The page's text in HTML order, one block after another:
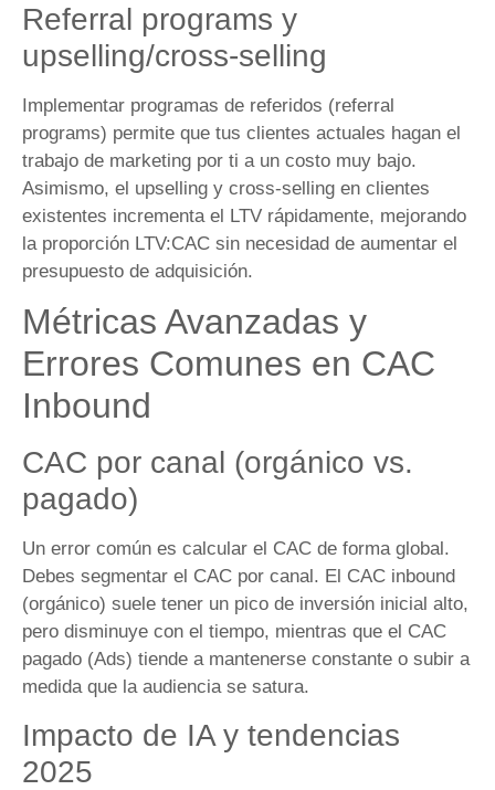
Referral programs y
upselling/cross-selling
Implementar programas de referidos (referral
programs) permite que tus clientes actuales hagan el
trabajo de marketing por ti a un costo muy bajo.
Asimismo, el upselling y cross-selling en clientes
existentes incrementa el LTV rápidamente, mejorando
la proporción LTV:CAC sin necesidad de aumentar el
presupuesto de adquisición.
Métricas Avanzadas y
Errores Comunes en CAC
Inbound
CAC por canal (orgánico vs.
pagado)
Un error común es calcular el CAC de forma global.
Debes segmentar el CAC por canal. El CAC inbound
(orgánico) suele tener un pico de inversión inicial alto,
pero disminuye con el tiempo, mientras que el CAC
pagado (Ads) tiende a mantenerse constante o subir a
medida que la audiencia se satura.
Impacto de IA y tendencias
2025